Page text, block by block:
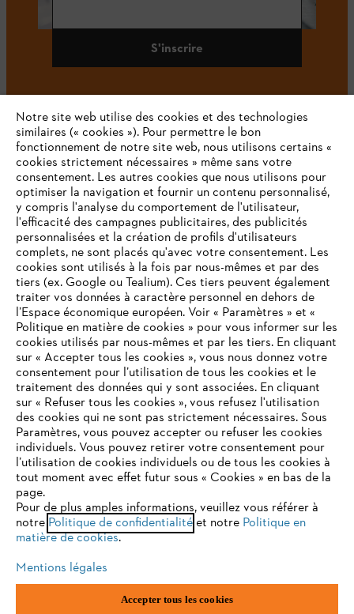
S'inscrire
#STIHL
L'Entreprise
STIHL FAQ
Contact
Politique de protection des données
Mentions légales Utilisation des cookies
ANDREAS STIHL NV, Veurtstraat 117, 2870 Puurs-Sint-Amands,
VOTRE NAVIGATEUR INTERNET
N'EST PLUS PRIS EN CHARGE
Vous utilisez un navigateur Internet que nous ne prenons plus
en charge, et certaines fonctionnalités de notre site ne
peuvent fonctionner correctement. Pour une utilisation
optimale de notre site, nous vous recommandons de passer à
l'un des navigateurs suivants :
firefox chrome
Notre site web utilise des cookies et des technologies
similaires (« cookies »). Pour permettre le bon
fonctionnement de notre site web, nous utilisons certains «
cookies strictement nécessaires » même sans votre
consentement. Les autres cookies que nous utilisons pour
optimiser la navigation et fournir un contenu personnalisé,
y compris l'analyse du comportement de l'utilisateur,
l'efficacité des campagnes publicitaires, des publicités
personnalisées et la création de profils d'utilisateurs
complets, ne sont placés qu'avec votre consentement. Les
cookies sont utilisés à la fois par nous-mêmes et par des
tiers (ex. Google ou Tealium). Ces tiers peuvent également
traiter vos données à caractère personnel en dehors de
l’Espace économique européen. Voir « Paramètres » et «
Politique en matière de cookies » pour vous informer sur les
cookies utilisés par nous-mêmes et par les tiers. En cliquant
sur « Accepter tous les cookies », vous nous donnez votre
consentement pour l’utilisation de tous les cookies et le
traitement des données qui y sont associées. En cliquant
sur « Refuser tous les cookies », vous refusez l'utilisation
des cookies qui ne sont pas strictement nécessaires. Sous
Paramètres, vous pouvez accepter ou refuser les cookies
individuels. Vous pouvez retirer votre consentement pour
l’utilisation de cookies individuels ou de tous les cookies à
tout moment avec effet futur sous « Cookies » en bas de la
page.
Pour de plus amples informations, veuillez vous référer à
notre Politique de confidentialitéet notre Politique en
matière de cookies.
Mentions légales
Accepter tous les cookies